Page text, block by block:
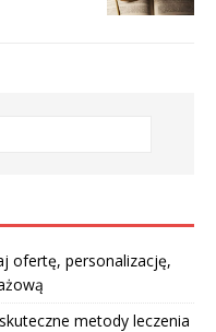
ofertę, personalizację,
metody leczenia